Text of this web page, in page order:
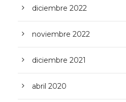
diciembre 2022
noviembre 2022
diciembre 2021
abril 2020